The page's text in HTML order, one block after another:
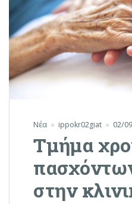
Νέα ippokr02giat 02/
Τμήμα
στην